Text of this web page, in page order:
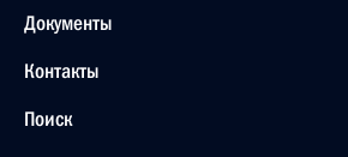
Документы
Контакты
Поиск